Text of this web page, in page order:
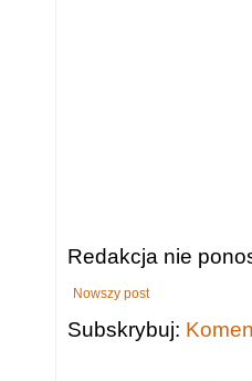
Redakcja nie
Nowszy post
Subskrybuj: